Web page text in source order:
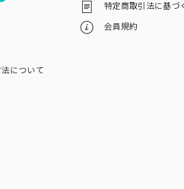
について
特定商取引法に基づ
会員規約